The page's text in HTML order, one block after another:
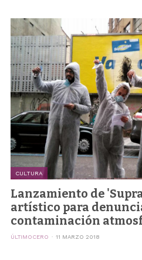
CULTURA
Lanzamiento de
artístico para
contaminación
ÚLTIMOCERO 11 MARZO 2018